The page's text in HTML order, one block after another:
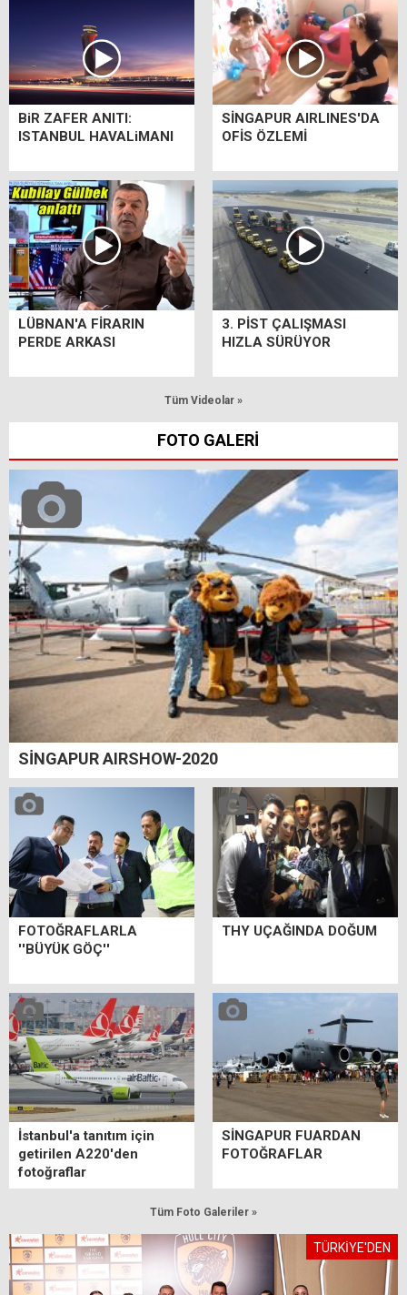
BiR ZAFER ANITI:
ISTANBUL HAVALiMANI
SİNGAPUR AIRLINES'DA
OFİS ÖZLEMİ
LÜBNAN'A FİRARIN
PERDE ARKASI
3. PİST ÇALIŞMASI
HIZLA SÜRÜYOR
Tüm Videolar »
FOTO GALERİ
SİNGAPUR AIRSHOW-2020
FOTOĞRAFLARLA
''BÜYÜK GÖÇ''
THY UÇAĞINDA DOĞUM
İstanbul'a tanıtım için
getirilen A220'den
fotoğraflar
SİNGAPUR FUARDAN
FOTOĞRAFLAR
Tüm Foto Galeriler »
TÜRKİYE'DEN